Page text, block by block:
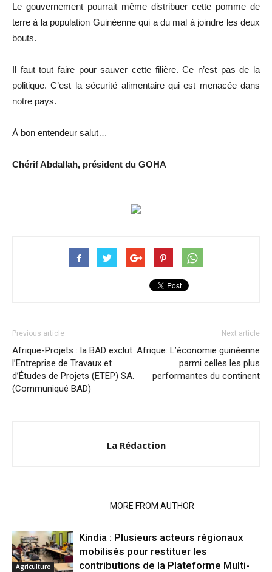
Le gouvernement pourrait même distribuer cette pomme de
terre à la population Guinéenne qui a du mal à joindre les deux
bouts.
Il faut tout faire pour sauver cette filière. Ce n’est pas de la
politique. C’est la sécurité alimentaire qui est menacée dans
notre pays.
À bon entendeur salut…
Chérif Abdallah, président du GOHA
Previous article
Afrique-Projets : la BAD exclut
l’Entreprise de Travaux et
d’Études de Projets (ETEP) SA.
(Communiqué BAD)
Next article
Afrique: L’économie guinéenne
parmi celles les plus
performantes du continent
La Rédaction
MORE FROM AUTHOR
Agriculture
Kindia : Plusieurs acteurs régionaux
mobilisés pour restituer les
contributions de la Plateforme Multi-